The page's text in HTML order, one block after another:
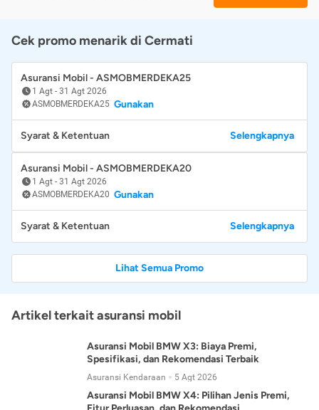
Cek promo menarik di Cermati
Asuransi Mobil - ASMOBMERDEKA25
1 Agt - 31 Agt 2026
ASMOBMERDEKA25 Gunakan
Syarat & Ketentuan Selengkapnya
Asuransi Mobil - ASMOBMERDEKA20
1 Agt - 31 Agt 2026
ASMOBMERDEKA20 Gunakan
Syarat & Ketentuan Selengkapnya
Lihat Semua Promo
Artikel terkait asuransi mobil
Asuransi Mobil BMW X3: Biaya Premi,
Spesifikasi, dan Rekomendasi Terbaik
Asuransi Kendaraan 5 Agt 2026
Asuransi Mobil BMW X4: Pilihan Jenis Premi,